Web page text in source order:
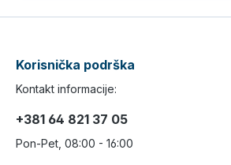
Korisnička podrška
Kontakt informacije:
+381 64 821 37 05
Pon-Pet, 08:00 - 16:00